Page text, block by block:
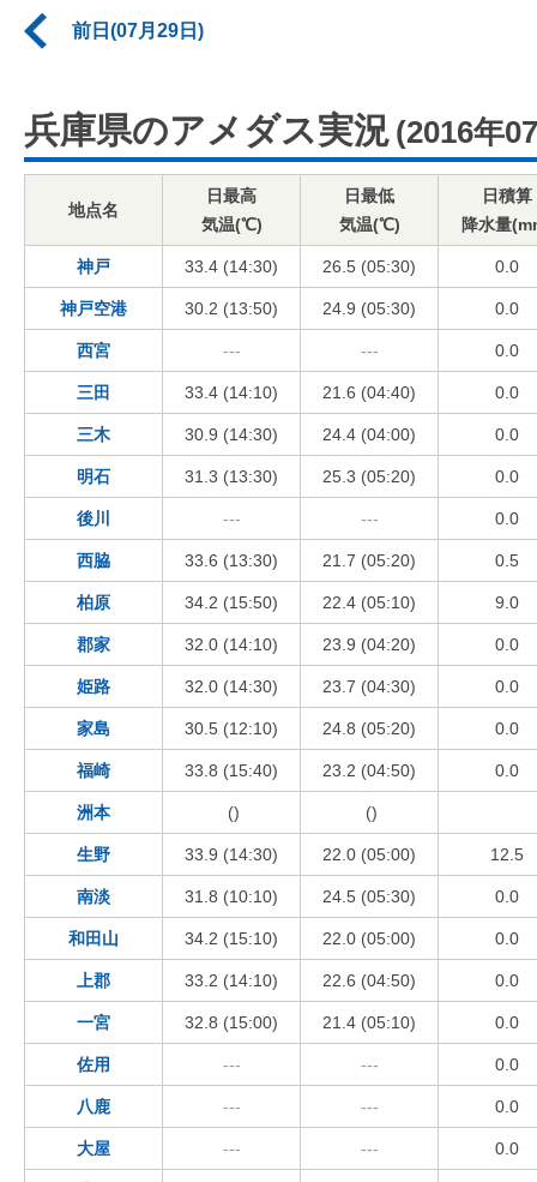
前日(07月29日)
兵庫県のアメダス実況 (2016年
地点名
日最高
気温(℃)
日最低
気温(℃)
日積算
降水量
神戸 33.4 (14:30) 26.5 (05:30) 0.0
神戸空港 30.2 (13:50) 24.9 (05:30) 0.0
西宮 --- --- 0.0
三田 33.4 (14:10) 21.6 (04:40) 0.0
三木 30.9 (14:30) 24.4 (04:00) 0.0
明石 31.3 (13:30) 25.3 (05:20) 0.0
後川 --- --- 0.0
西脇 33.6 (13:30) 21.7 (05:20) 0.5
柏原 34.2 (15:50) 22.4 (05:10) 9.0
郡家 32.0 (14:10) 23.9 (04:20) 0.0
姫路 32.0 (14:30) 23.7 (04:30) 0.0
家島 30.5 (12:10) 24.8 (05:20) 0.0
福崎 33.8 (15:40) 23.2 (04:50) 0.0
洲本 () ()
生野 33.9 (14:30) 22.0 (05:00) 12.5
南淡 31.8 (10:10) 24.5 (05:30) 0.0
和田山 34.2 (15:10) 22.0 (05:00) 0.0
上郡 33.2 (14:10) 22.6 (04:50) 0.0
一宮 32.8 (15:00) 21.4 (05:10) 0.0
佐用 --- --- 0.0
八鹿 --- --- 0.0
大屋 --- --- 0.0